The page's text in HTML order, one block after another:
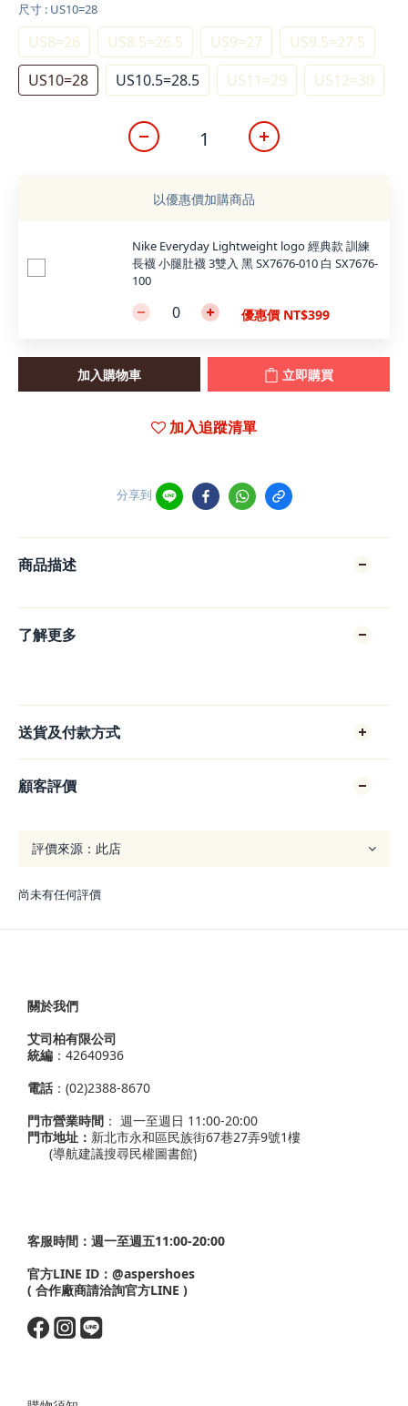
尺寸 : US10=28
US8=26 US8.5=26.5 US9=27
US9.5=27.5
US10=28
US10.5=28.5 US11=29 US12=30
以優惠價加購商品
Nike Everyday Lightweight logo 經典款 訓練
長襪 小腿肚襪 3雙入 黑 SX7676-010 白 SX7676-
100
優惠價 NT$399
加入購物車 立即購買
加入追蹤清單
分享到
商品描述
了解更多
送貨及付款方式
顧客評價
尚未有任何評價
關於我們
艾司柏有限公司
統編 ：42640936
電話：(02)2388-8670
門市營業時間 ： 週一至週日 11:00-20:00
門市地址： 新北市永和區民族街67巷27弄9號1樓
(導航建議搜尋民權圖書館)
客服時間：週一至週五11:00-20:00
官方LINE ID： @aspershoes
( 合作廠商請洽詢官方LINE )